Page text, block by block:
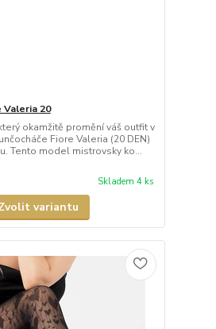
Valeria 20
okamžitě promění váš outfit v
Fiore Valeria (20 DEN)
Tento model mistrovsky ko...
Skladem 4 ks
variantu